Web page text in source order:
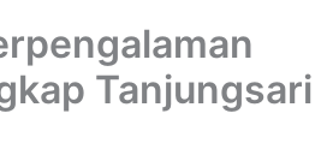
Tanjungsari